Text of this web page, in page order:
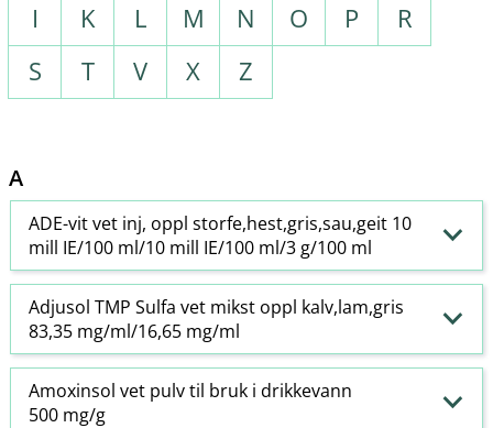
I
K L M N O P
R
S
T V X Z
A
ADE-vit vet inj, oppl storfe,hest,gris,sau,geit 10
mill IE/100 ml/10 mill IE/100 ml/3 g/100 ml
Adjusol TMP Sulfa vet mikst oppl kalv,lam,gris
83,35 mg/ml/16,65 mg/ml
Amoxinsol vet pulv til bruk i drikkevann
500 mg/g